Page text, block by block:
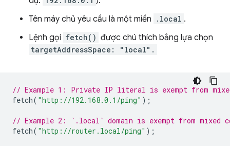
Tên máy chủ yêu cầu là một miền
.local .
Lệnh gọi fetch() được chú thích bằng lựa chọn
targetAddressSpace: "local".
// Example 1: Private IP literal is exempt from
fetch( "http://192.168.0.1/ping" );
// Example 2: `.local` domain is exempt from mixed
fetch( "http://router.local/ping" );